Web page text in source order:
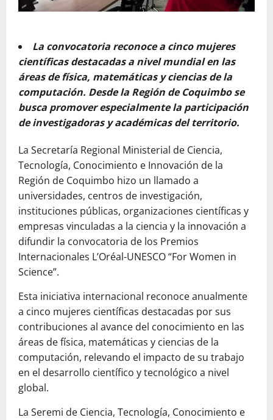
La convocatoria reconoce a cinco mujeres
científicas destacadas a nivel mundial en las
áreas de física, matemáticas y ciencias de la
computación. Desde la Región de Coquimbo se
busca promover especialmente la participación
de investigadoras y académicas del territorio.
La Secretaría Regional Ministerial de Ciencia,
Tecnología, Conocimiento e Innovación de la
Región de Coquimbo hizo un llamado a
universidades, centros de investigación,
instituciones públicas, organizaciones científicas y
empresas vinculadas a la ciencia y la innovación a
difundir la convocatoria de los Premios
Internacionales L’Oréal-UNESCO “For Women in
Science”.
Esta iniciativa internacional reconoce anualmente
a cinco mujeres científicas destacadas por sus
contribuciones al avance del conocimiento en las
áreas de física, matemáticas y ciencias de la
computación, relevando el impacto de su trabajo
en el desarrollo científico y tecnológico a nivel
global.
La Seremi de Ciencia, Tecnología, Conocimiento e